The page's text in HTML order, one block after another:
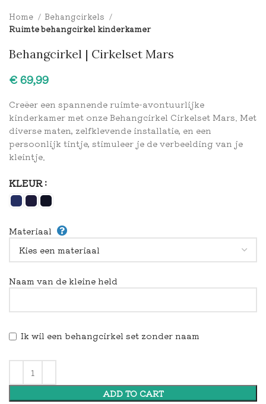
Home
Behangcirkels
Ruimte behangcirkel kinderkamer
Behangcirkel | Cirkelset Mars
€
Creëer een spannende ruimte-avontuurlijke
kinderkamer met onze Behangcirkel Cirkelset Mars. Met
diverse maten, zelfklevende installatie, en een
persoonlijk tintje, stimuleer je de verbeelding van je
kleintje.
KLEUR
Materiaal
Naam van de kleine held
Ik wil een behangcirkel set zonder naam
ADD TO CART